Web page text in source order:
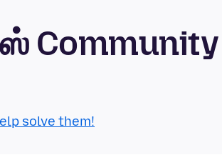
Community
solve them!